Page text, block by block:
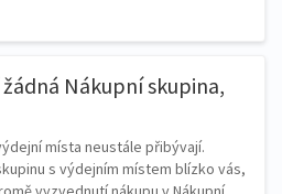
Nákupní skupina,
místa neustále přibývají.
s výdejním místem blízko vás,